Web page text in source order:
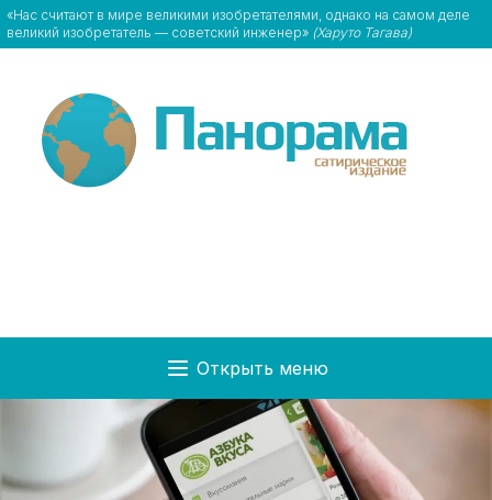
«Нас считают в мире великими изобретателями, однако на самом деле
великий изобретатель — советский инженер» (Харуто Тагава)
Открыть меню